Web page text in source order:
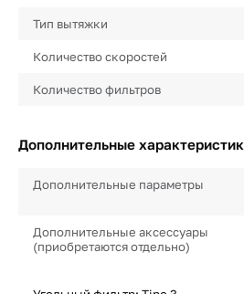
Тип вытяжки
Количество скоростей
Количество фильтров
Дополнительные
Дополнительные параметры
Дополнительные аксессуары
(приобретаются отдельно)